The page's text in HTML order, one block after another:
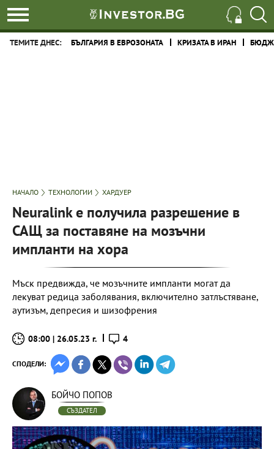
ТЕМИТЕ ДНЕС: БЪЛГАРИЯ В ЕВРОЗОНАТА КРИЗАТА В ИРАН
НАЧАЛО ТЕХНОЛОГИИ ХАРДУЕР
Neuralink е получила разрешение в
САЩ за поставяне на мозъчни
импланти на хора
Мъск предвижда, че мозъчните импланти могат да
лекуват редица заболявания, включително затлъстяване,
аутизъм, депресия и шизофрения
08:00 | 26.05.23 г. 4
СПОДЕЛИ:
БОЙЧО ПОПОВ
СЪЗДАТЕЛ